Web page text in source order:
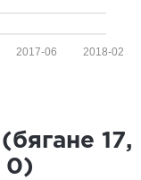
2018-02
2017-06
(бягане 17,
0)